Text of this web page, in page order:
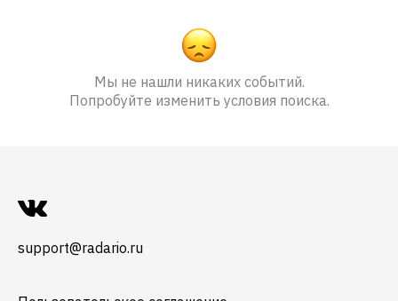
Мы не нашли никаких событий.
Попробуйте изменить условия поиска.
support@radario.ru